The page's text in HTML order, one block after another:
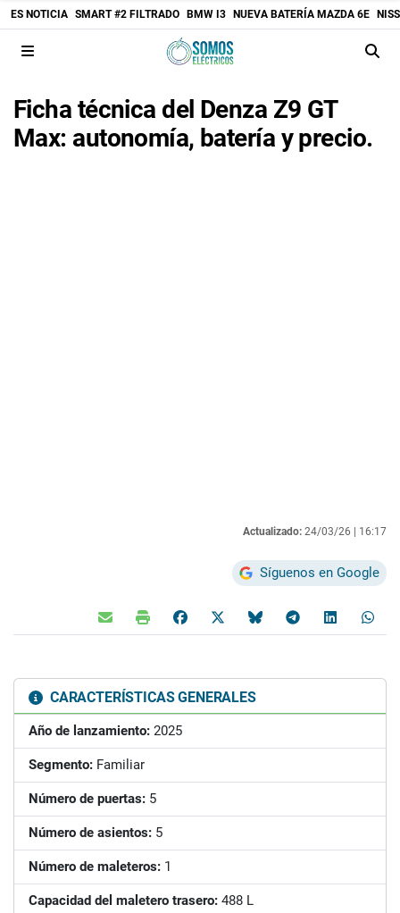
ES NOTICIA SMART #2 FILTRADO BMW I3 NUEVA BATERÍA MAZDA 6E
Ficha técnica del Denza Z9 GT
Max: autonomía, batería y precio.
Actualizado: 24/03/26 | 16:17
Síguenos en Google
CARACTERÍSTICAS GENERALES
Año de lanzamiento: 2025
Segmento: Familiar
Número de puertas: 5
Número de asientos: 5
Número de maleteros: 1
Capacidad del maletero trasero: 488 L